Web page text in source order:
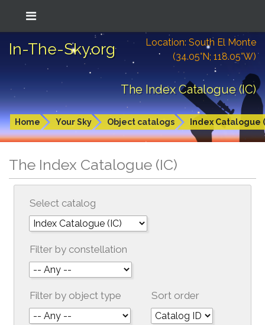
In-The-Sky.org
Location: South El Monte
(34.05°N; 118.05°W)
The Index Catalogue (IC)
Home Your Sky Object catalogs Index Catalogue
The Index Catalogue (IC)
Select catalog
Filter by constellation
Filter by object type Sort order